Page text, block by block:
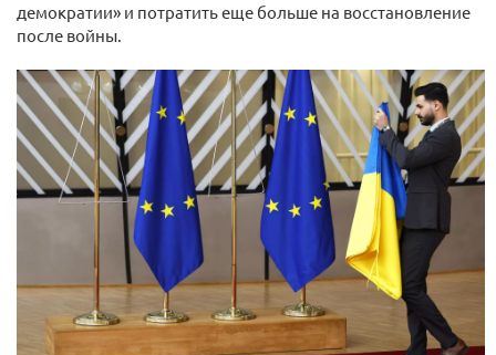
демократии» и потратить еще больше на восстановление
после войны.